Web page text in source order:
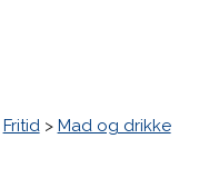
Fritid> Mad og drikke